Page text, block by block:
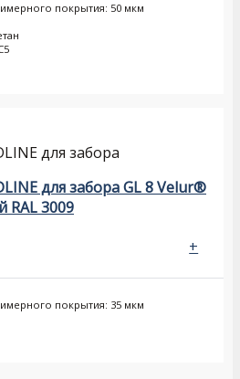
покрытия: 50 мкм
для забора
для забора GL 8 Velur®
RAL 3009
покрытия: 35 мкм
+